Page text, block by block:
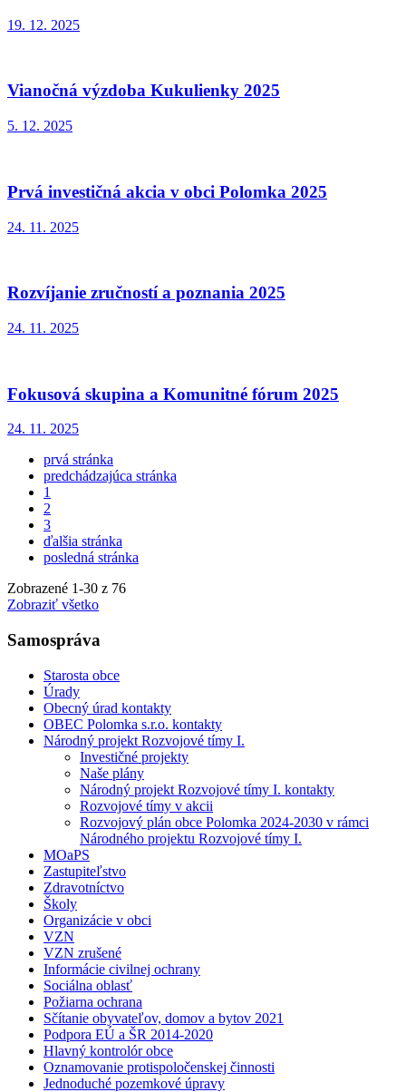
19. 12. 2025
Vianočná výzdoba Kukulienky 2025
5. 12. 2025
Prvá investičná akcia v obci Polomka 2025
24. 11. 2025
Rozvíjanie zručností a poznania 2025
24. 11. 2025
Fokusová skupina a Komunitné fórum 2025
24. 11. 2025
prvá stránka
predchádzajúca stránka
1
2
3
ďalšia stránka
posledná stránka
Zobrazené 1-30 z 76
Zobraziť všetko
Samospráva
Starosta obce
Úrady
Obecný úrad kontakty
OBEC Polomka s.r.o. kontakty
Národný projekt Rozvojové tímy I.
Investičné projekty
Naše plány
Národný projekt Rozvojové tímy I. kontakty
Rozvojové tímy v akcii
Rozvojový plán obce Polomka 2024-2030 v rámci
Národného projektu Rozvojové tímy I.
MOaPS
Zastupiteľstvo
Zdravotníctvo
Školy
Organizácie v obci
VZN
VZN zrušené
Informácie civilnej ochrany
Sociálna oblasť
Požiarna ochrana
Sčítanie obyvateľov, domov a bytov 2021
Podpora EÚ a ŠR 2014-2020
Hlavný kontrolór obce
Oznamovanie protispoločenskej činnosti
Jednoduché pozemkové úpravy